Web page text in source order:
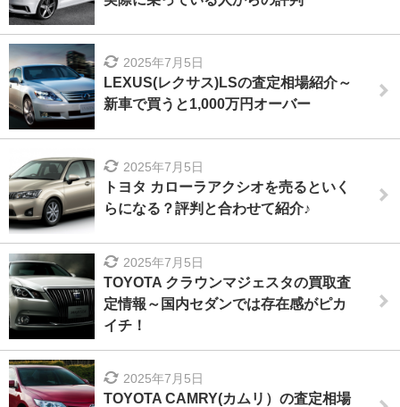
2025年7月5日
LEXUS(レクサス)LSの査定相場紹介～
新車で買うと1,000万円オーバー
2025年7月5日
トヨタ カローラアクシオを売るといく
らになる？評判と合わせて紹介♪
2025年7月5日
TOYOTA クラウンマジェスタの買取査
定情報～国内セダンでは存在感がピカ
イチ！
2025年7月5日
TOYOTA CAMRY(カムリ）の査定相場